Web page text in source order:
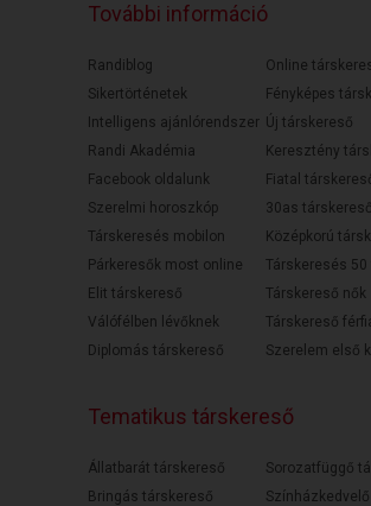
További információ
Randiblog
Sikertörténetek
Intelligens ajánlórendszer
Randi Akadémia
Facebook oldalunk
Szerelmi horoszkóp
Társkeresés mobilon
Párkeresők most online
Elit társkereső
Válófélben lévőknek
Diplomás társkereső
Online
Fényképes
Új társkereső
Keresztény
Fiatal
30as társkereső
Középkorú
Társkeresés 50
Társkereső nők
Társkereső
Szerelem első
Tematikus társkereső
Állatbarát társkereső
Bringás társkereső
Sorozatfüggő
Színházkedvelő